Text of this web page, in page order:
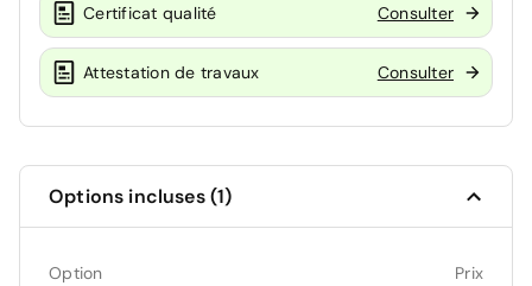
Certificat qualité Consulter
Attestation de travaux Consulter
Options incluses (1)
Option Prix